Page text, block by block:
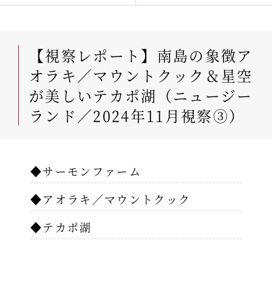
【視察レポート】南島の象徴ア
オラキ／マウントクック＆星空
が美しいテカポ湖（ニュージー
ランド／2024年11月視察③）
◆サーモンファーム
◆アオラキ／マウントクック
◆テカポ湖